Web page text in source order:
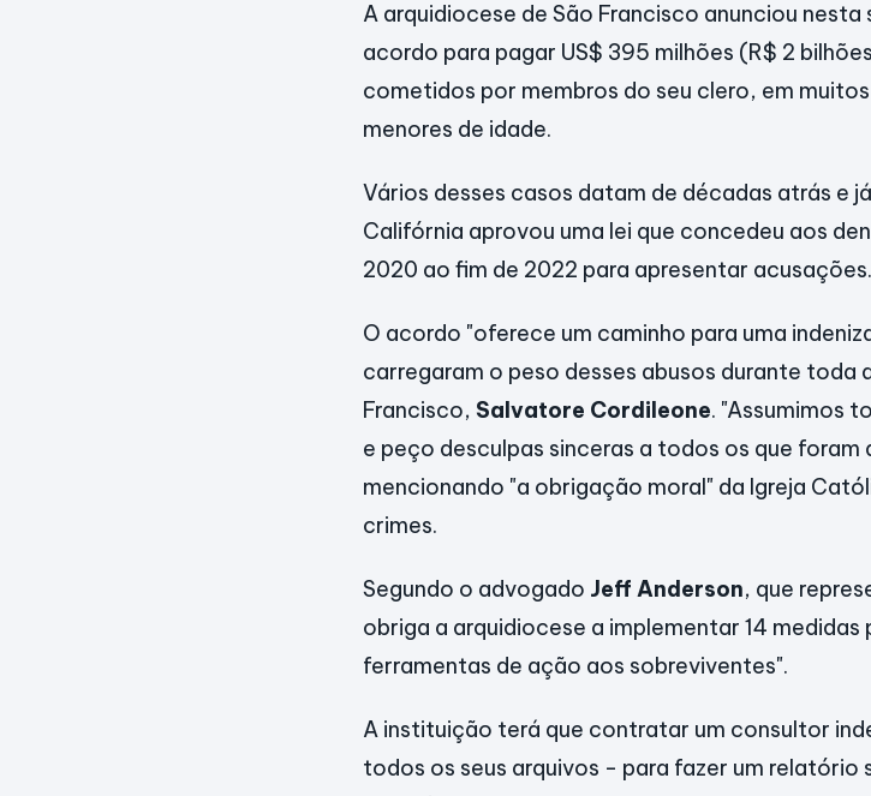
A arquidiocese de São Francisco anunciou
acordo para pagar US$ 395 milhões (R$ 2
cometidos por membros do seu clero, em
menores de idade.
Vários desses casos datam de décadas atrás e
Califórnia aprovou uma lei que concedeu aos
2020 ao fim de 2022 para apresentar acusações.
O acordo "oferece um caminho para uma
carregaram o peso desses abusos durante toda
Francisco, Salvatore Cordileone. "Assumimos
e peço desculpas sinceras a todos os que
mencionando "a obrigação moral" da Igreja
crimes.
Segundo o advogado Jeff Anderson, que
obriga a arquidiocese a implementar 14
ferramentas de ação aos sobreviventes".
A instituição terá que contratar um consultor
todos os seus arquivos - para fazer um relatório